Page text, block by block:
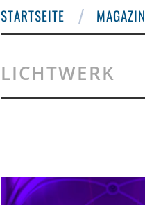
STARTSEITE MAGAZIN
LICHTWERK